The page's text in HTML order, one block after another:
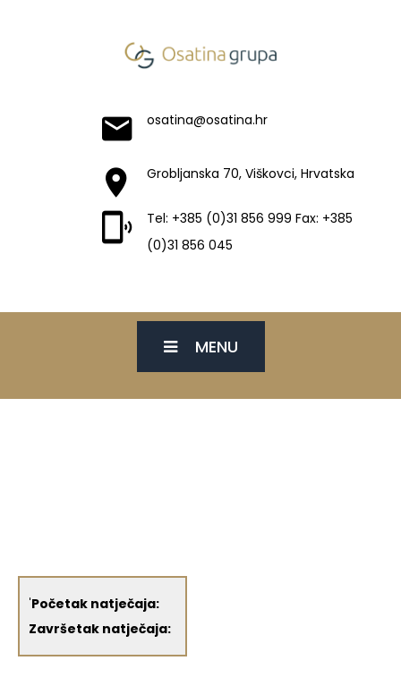
osatina@osatina.hr
Grobljanska 70, Viškovci, Hrvatska
Tel: +385 (0)31 856 999 Fax: +385
(0)31 856 045
MENU
'Početak natječaja:
Završetak natječaja: